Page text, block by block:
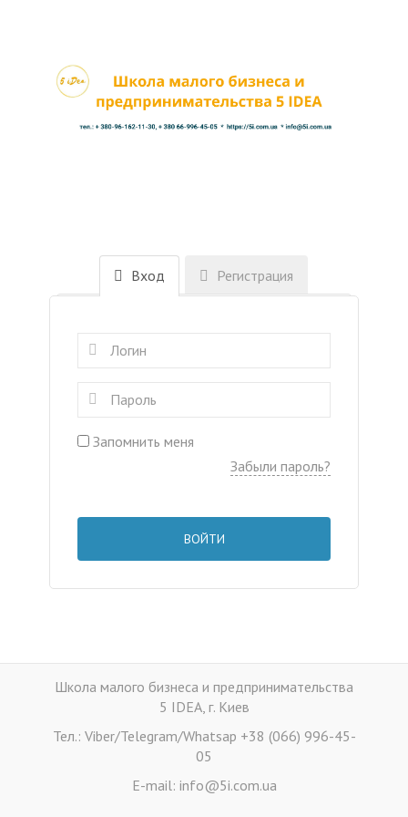
Вход Регистрация
Запомнить меня
Забыли пароль?
ВОЙТИ
Школа малого бизнеса и предпринимательства
5 IDEA, г. Киев
Тел.: Viber/Telegram/Whatsap +38 (066) 996-45-
05
E-mail: info@5i.com.ua